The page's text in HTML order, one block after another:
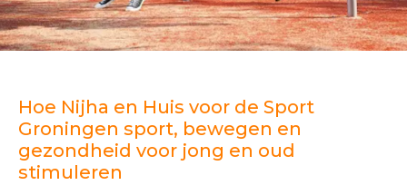
Hoe Nijha en Huis voor de Sport
Groningen sport, bewegen en
gezondheid voor jong en oud
stimuleren